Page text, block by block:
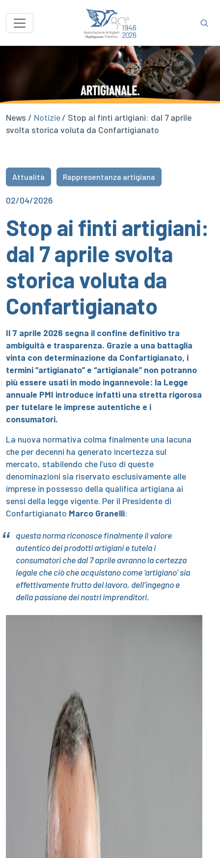
News / Notizie/ Stop ai finti artigiani: dal 7 aprile
svolta storica voluta da Confartigianato
Attualità Rappresentanza artigiana
02/04/2026
Stop ai finti artigiani:
dal 7 aprile svolta
storica voluta da
Confartigianato
Il 7 aprile 2026 segna il confine definitivo tra
ambiguità e trasparenza. Grazie a una battaglia
vinta con determinazione da Confartigianato, i
termini “artigianato” e “artigianale” non potranno
più essere usati in modo ingannevole: la Legge
annuale PMI introduce infatti una stretta rigorosa
per tutelare le imprese autentiche e i
consumatori.
La nuova normativa colma finalmente una lacuna
che per decenni ha generato incertezza sul
mercato, stabilendo che l’uso di queste
denominazioni sia riservato esclusivamente alle
imprese in possesso della qualifica artigiana ai
sensi della legge vigente. Per il Presidente di
Confartigianato Marco Granelli:
questa norma riconosce finalmente il valore
autentico dei prodotti artigiani e tutela i
consumatori che dal 7 aprile avranno la certezza
legale che ciò che acquistano come ‘artigiano’ sia
effettivamente frutto del lavoro, dell’ingegno e
della passione dei nostri imprenditori.